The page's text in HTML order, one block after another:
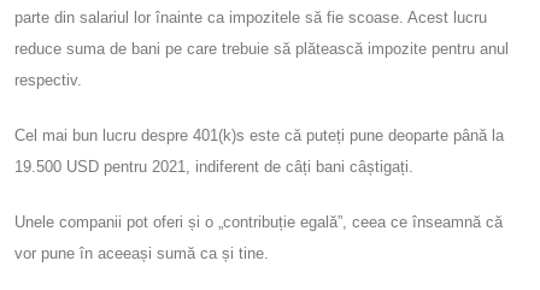
parte din salariul lor înainte ca impozitele să fie scoase. Acest lucru
reduce suma de bani pe care trebuie să plătească impozite pentru anul
respectiv.
Cel mai bun lucru despre 401(k)s este că puteți pune deoparte până la
19.500 USD pentru 2021, indiferent de câți bani câștigați.
Unele companii pot oferi și o „contribuție egală”, ceea ce înseamnă că
vor pune în aceeași sumă ca și tine.